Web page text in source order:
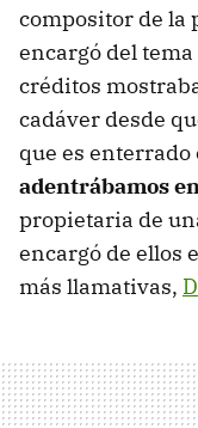
compositor de la
encargó del
créditos
cadáver desde
que es
adentrábamos
propietaria de
encargó de ellos
más llamativas,